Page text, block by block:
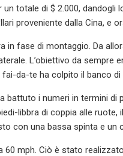
totale di $ 2.000, dandogli
proveniente dalla Cina, e
fase di montaggio. Da
L’obiettivo da sempre
da-te ha colpito il banco di
i numeri in termini di
libbra di coppia alle
con una bassa spinta e un
mph. Ciò è stato